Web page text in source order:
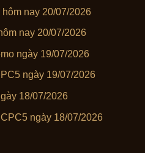
nay 20/07/2026
nay 20/07/2026
ngày 19/07/2026
ngày 19/07/2026
18/07/2026
ngày 18/07/2026